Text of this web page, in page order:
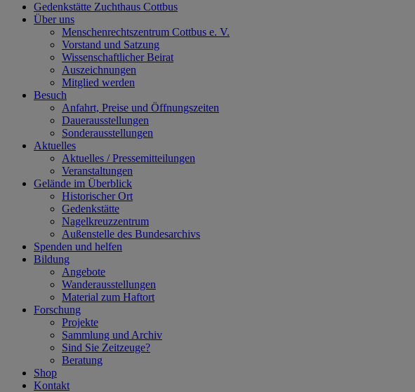
Gedenkstätte Zuchthaus Cottbus
Über uns
Menschenrechtszentrum Cottbus e. V.
Vorstand und Satzung
Wissenschaftlicher Beirat
Auszeichnungen
Mitglied werden
Besuch
Anfahrt, Preise und Öffnungszeiten
Dauerausstellungen
Sonderausstellungen
Aktuelles
Aktuelles / Pressemitteilungen
Veranstaltungen
Gelände im Überblick
Historischer Ort
Gedenkstätte
Nagelkreuzzentrum
Außenstelle des Bundesarchivs
Spenden und helfen
Bildung
Angebote
Wanderausstellungen
Material zum Haftort
Forschung
Projekte
Sammlung und Archiv
Sind Sie Zeitzeuge?
Beratung
Shop
Kontakt